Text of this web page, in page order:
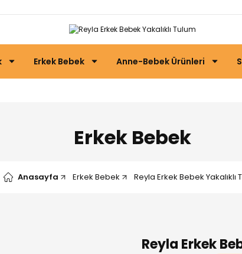
Erkek Bebek Anne-Bebek Ürünleri
Erkek Bebek
Anasayfa Erkek Bebek Reyla Erkek Bebek Yakalıklı
Reyla Erkek